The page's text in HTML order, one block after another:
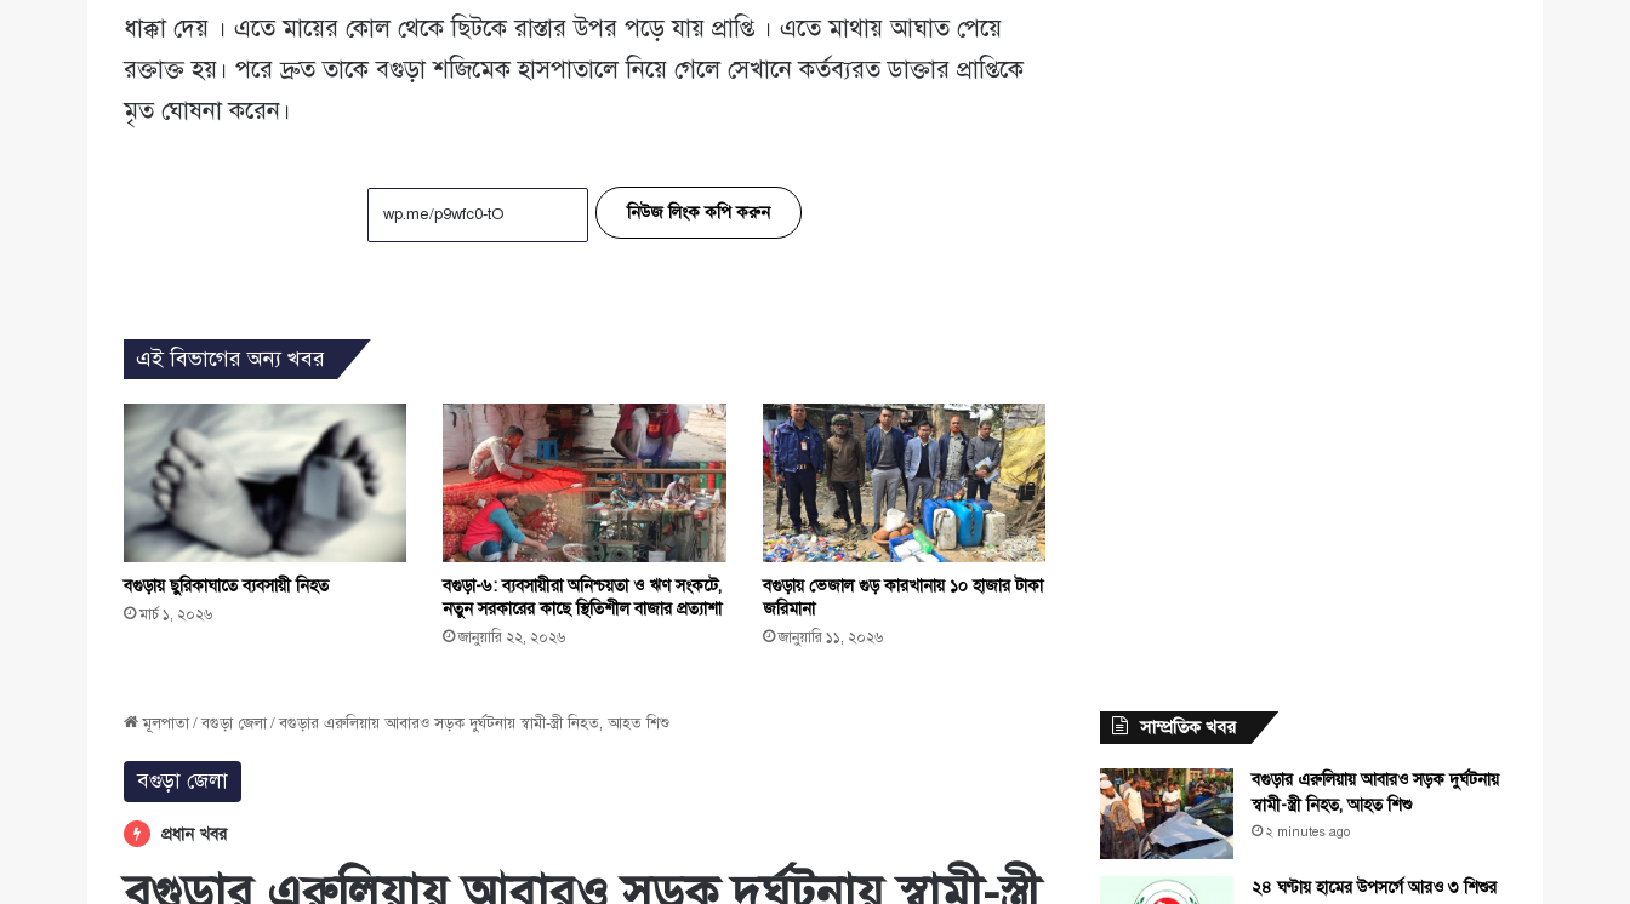
ধাক্কা দেয় । এতে মায়ের কোল থেকে ছিটকে রাস্তার উপর পড়ে যায় প্রাপ্তি । এতে মাথায় আঘাত পেয়ে
রক্তাক্ত হয়। পরে দ্রুত তাকে বগুড়া শজিমেক হাসপাতালে নিয়ে গেলে সেখানে কর্তব্যরত ডাক্তার প্রাপ্তিকে
মৃত ঘোষনা করেন।
নিউজ লিংক কপি করুন
এই বিভাগের অন্য খবর
বগুড়ায় ছুরিকাঘাতে ব্যবসায়ী নিহত
মার্চ ১, ২০২৬
বগুড়া-৬: ব্যবসায়ীরা অনিশ্চয়তা ও ঋণ সংকটে,
নতুন সরকারের কাছে স্থিতিশীল বাজার প্রত্যাশা
জানুয়ারি ২২, ২০২৬
বগুড়ায় ভেজাল গুড় কারখানায় ১০ হাজার টাকা
জরিমানা
জানুয়ারি ১১, ২০২৬